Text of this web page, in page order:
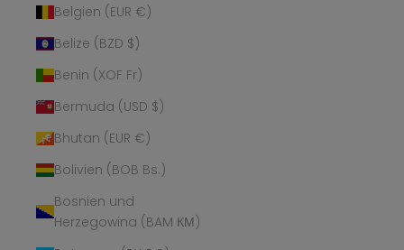
Belgien (EUR €)
Belize (BZD $)
Benin (XOF Fr)
Bermuda (USD $)
Bhutan (EUR €)
Bolivien (BOB Bs.)
Bosnien und
Herzegowina (BAM КМ)